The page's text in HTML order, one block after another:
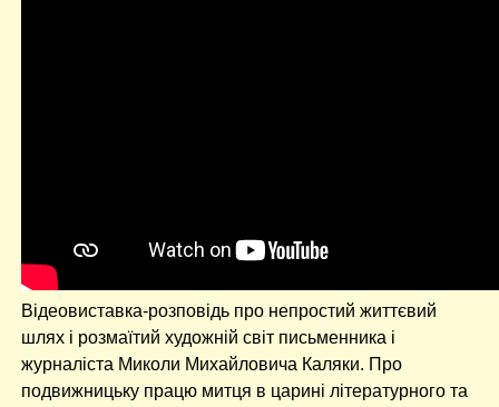
Відеовиставка-розповідь про непростий життєвий
шлях і розмаїтий художній світ письменника і
журналіста Миколи Михайловича Каляки. Про
подвижницьку працю митця в царині літературного та